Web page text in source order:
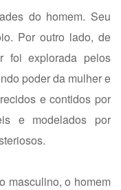
do homem. Seu
Por outro lado, de
foi explorada pelos
poder da mulher e
e contidos por
e modelados por
masculino, o homem